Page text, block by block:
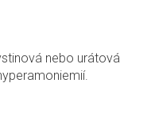
nebo urátová